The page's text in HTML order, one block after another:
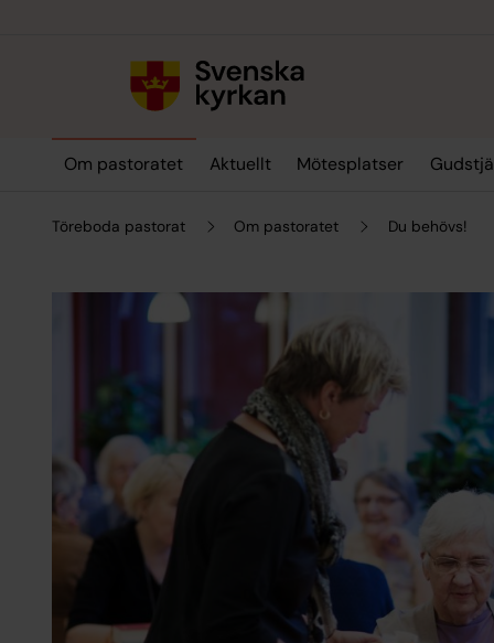
Om pastoratet Aktuellt Mötesplatser
Töreboda pastorat Om pastoratet Du behövs!